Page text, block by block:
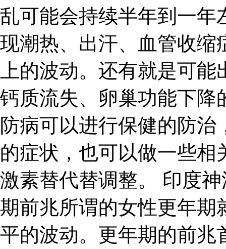
乱可能会持续半年到一年
现潮热、出汗、血管收缩
上的波动。还有就是可
钙质流失、卵巢功能下降
防病可以进行保健的防
的症状，也可以做一些
激素替代替调整。 印度
期前兆所谓的女性更年期
平的波动。更年期的前兆